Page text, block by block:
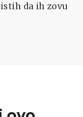
da ih zovu